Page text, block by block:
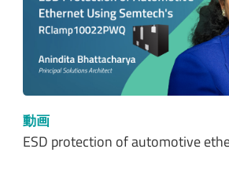
動画
ESD protection of automotive